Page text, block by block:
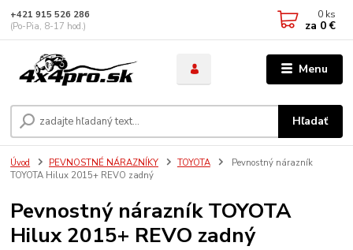
Menu
Hľadať
+421 915 526 286
(Po-Pia, 8-17 hod.)
0 ks
za 0 €
Úvod PEVNOSTNÉ NÁRAZNÍKY TOYOTA
Pevnostný nárazník
TOYOTA Hilux 2015+ REVO zadný
Pevnostný nárazník TOYOTA
Hilux 2015+ REVO zadný